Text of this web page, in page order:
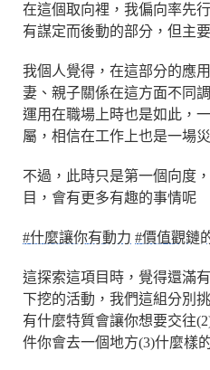
在這個取向裡，我偏向率先
有謀定而後動的部分，但主
我個人覺得，在這部分的應
妻、親子關係在這方面不同
運用在職場上時也是如此，
屬，相信在工作上也是一場
不過，此時只是第一個向度
目，會有更多有趣的事情呢
#什麼讓你有動力 #價值觀鏈
這探索這項目時，覺得還滿
下挖的活動，我們這組分別
有什麼特質會讓你想要交往
件你會去一個地方(3)什麼樣